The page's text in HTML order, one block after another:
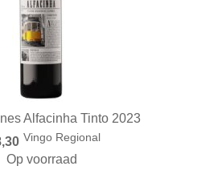
Alfacinha Tinto 2023
Vingo Regional
Op voorraad